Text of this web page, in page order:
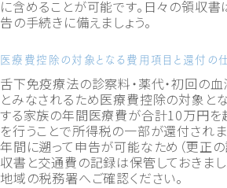
に含めることが可能です。日々の領収書
告の手続きに備えましょう。
医療費控除の対象となる費用項目と還付の
舌下免疫療法の診察料・薬代・初回の
とみなされるため医療費控除の対象とな
する家族の年間医療費が合計10万円を
を行うことで所得税の一部が還付され
年間に遡って申告が可能なため（更正の
収書と交通費の記録は保管しておきまし
地域の税務署へご確認ください。